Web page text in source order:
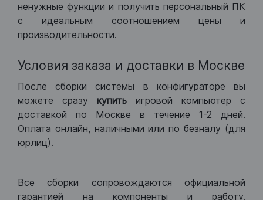
ненужные функции и получить персональный ПК
с идеальным соотношением цены и
производительности.
Условия заказа и доставки в Москве
После сборки системы в конфигураторе вы
можете сразу купить игровой компьютер с
доставкой по Москве в течение 1-2 дней.
Оплата онлайн, наличными или по безналу (для
юрлиц).
Все сборки сопровождаются официальной
гарантией на компоненты и работу.